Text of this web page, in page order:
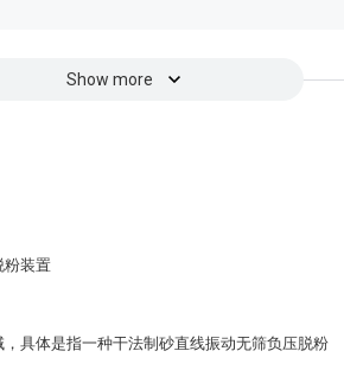
Show more
粉装置
具体是指一种干法制砂直线振动无筛负压脱粉